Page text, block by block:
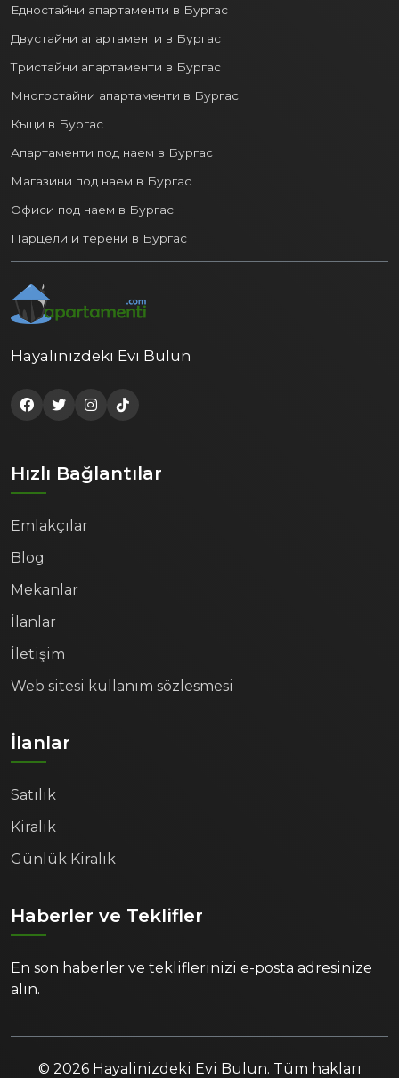
Едностайни апартаменти в Бургас
Двустайни апартаменти в Бургас
Тристайни апартаменти в Бургас
Многостайни апартаменти в Бургас
Къщи в Бургас
Апартаменти под наем в Бургас
Магазини под наем в Бургас
Офиси под наем в Бургас
Парцели и терени в Бургас
Hayalinizdeki Evi Bulun
Hızlı Bağlantılar
Emlakçılar
Blog
Mekanlar
İlanlar
İletişim
Web sitesi kullanım sözlesmesi
İlanlar
Satılık
Kiralık
Günlük Kiralık
Haberler ve Teklifler
En son haberler ve tekliflerinizi e-posta adresinize
alın.
© 2026 Hayalinizdeki Evi Bulun. Tüm hakları